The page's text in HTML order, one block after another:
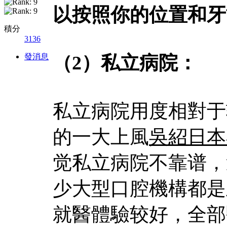
積分
3136
發消息
以按照你的位置和
（2）私立病院：
私立病院用度相對
的一大上風吳紹日
觉私立病院不靠谱
少大型口腔機構都
就醫體驗较好，全